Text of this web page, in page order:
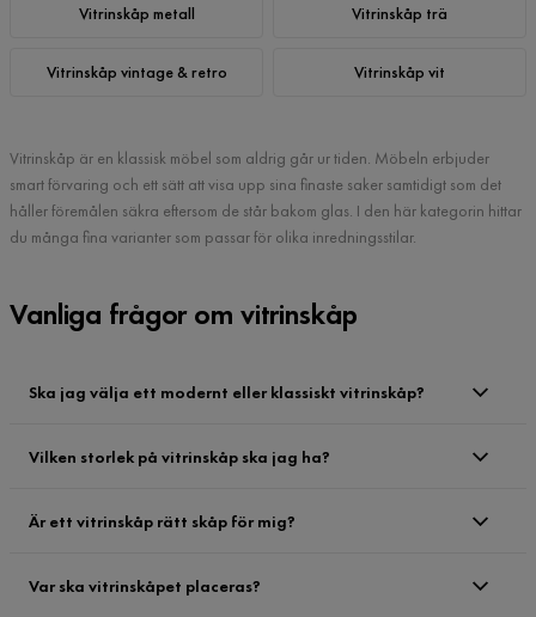
Vitrinskåp metall Vitrinskåp trä
Vitrinskåp vintage & retro Vitrinskåp vit
Vitrinskåp är en klassisk möbel som aldrig går ur tiden. Möbeln erbjuder
smart förvaring och ett sätt att visa upp sina finaste saker samtidigt som det
håller föremålen säkra eftersom de står bakom glas. I den här kategorin hittar
du många fina varianter som passar för olika inredningsstilar.
Vanliga frågor om vitrinskåp
Ska jag välja ett modernt eller klassiskt vitrinskåp?
Vilken storlek på vitrinskåp ska jag ha?
Är ett vitrinskåp rätt skåp för mig?
Var ska vitrinskåpet placeras?